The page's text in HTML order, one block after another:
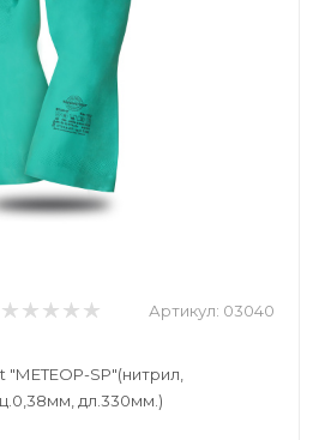
Артикул: 03040
"МЕТЕОР-SP"(нитрил,
дл.330мм.)